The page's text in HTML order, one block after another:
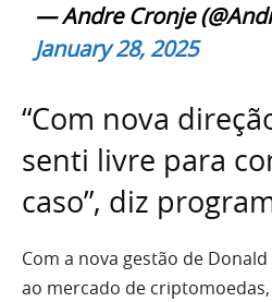
— Andre Cronje
January 28, 2025
“Com nova
senti livre para
caso”, diz
Com a nova gestão de
ao mercado de